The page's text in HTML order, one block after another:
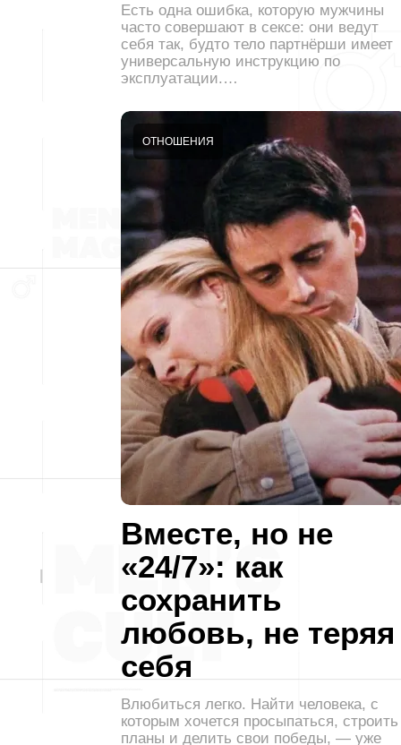
Есть одна ошибка, которую мужчины
часто совершают в сексе: они ведут
себя так, будто тело партнёрши имеет
универсальную инструкцию по
эксплуатации.…
Вместе, но не
«24/7»: как
сохранить
любовь, не теряя
себя
ОТНОШЕНИЯ
Влюбиться легко. Найти человека, с
которым хочется просыпаться, строить
планы и делить свои победы, — уже